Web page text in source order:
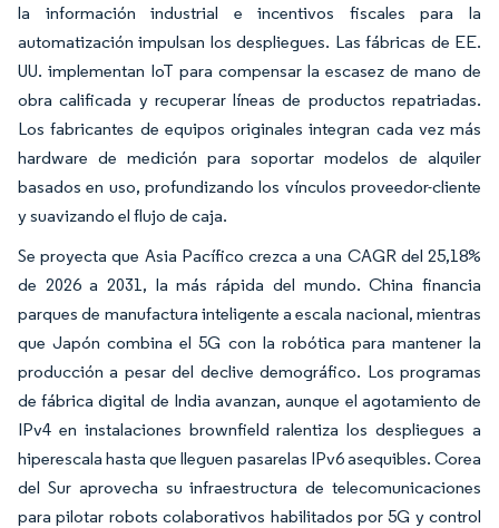
la información industrial e incentivos fiscales para la
automatización impulsan los despliegues. Las fábricas de EE.
UU. implementan IoT para compensar la escasez de mano de
obra calificada y recuperar líneas de productos repatriadas.
Los fabricantes de equipos originales integran cada vez más
hardware de medición para soportar modelos de alquiler
basados en uso, profundizando los vínculos proveedor-cliente
y suavizando el flujo de caja.
Se proyecta que Asia Pacífico crezca a una CAGR del 25,18%
de 2026 a 2031, la más rápida del mundo. China financia
parques de manufactura inteligente a escala nacional, mientras
que Japón combina el 5G con la robótica para mantener la
producción a pesar del declive demográfico. Los programas
de fábrica digital de India avanzan, aunque el agotamiento de
IPv4 en instalaciones brownfield ralentiza los despliegues a
hiperescala hasta que lleguen pasarelas IPv6 asequibles. Corea
del Sur aprovecha su infraestructura de telecomunicaciones
para pilotar robots colaborativos habilitados por 5G y control